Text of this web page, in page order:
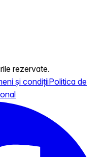
rezervate.
și condițiiPolitica de